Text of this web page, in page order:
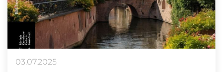
03.07.2025